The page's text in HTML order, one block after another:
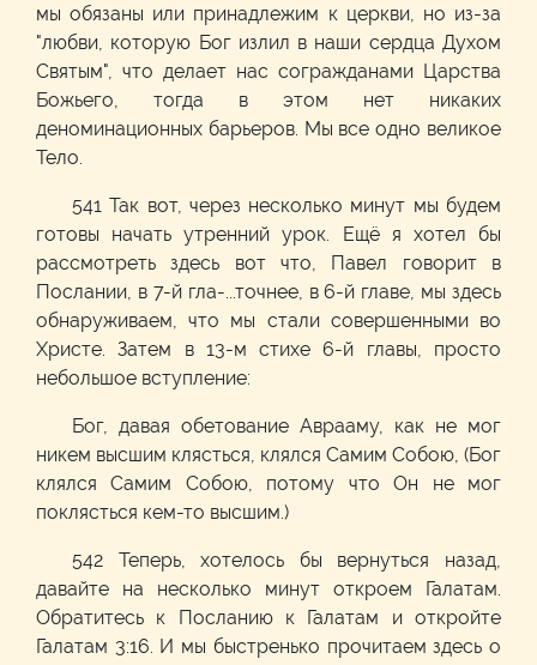
мы обязаны или принадлежим к церкви, но из-за
"любви, которую Бог излил в наши сердца Духом
Святым", что делает нас согражданами Царства
Божьего, тогда в этом нет никаких
деноминационных барьеров. Мы все одно великое
Тело.
541 Так вот, через несколько минут мы будем
готовы начать утренний урок. Ещё я хотел бы
рассмотреть здесь вот что, Павел говорит в
Послании, в 7-й гла-...точнее, в 6-й главе, мы здесь
обнаруживаем, что мы стали совершенными во
Христе. Затем в 13-м стихе 6-й главы, просто
небольшое вступление:
Бог, давая обетование Аврааму, как не мог
никем высшим клясться, клялся Самим Собою, (Бог
клялся Самим Собою, потому что Он не мог
поклясться кем-то высшим.)
542 Теперь, хотелось бы вернуться назад,
давайте на несколько минут откроем Галатам.
Обратитесь к Посланию к Галатам и откройте
Галатам 3:16. И мы быстренько прочитаем здесь о